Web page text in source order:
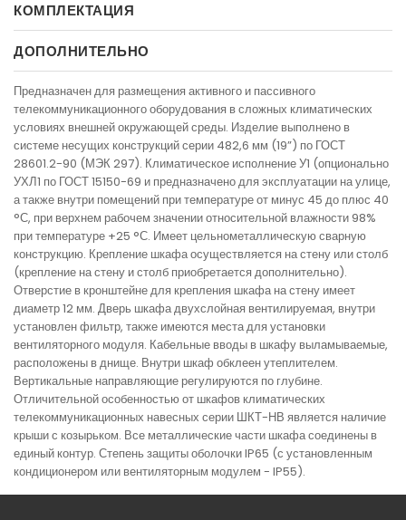
КОМПЛЕКТАЦИЯ
ДОПОЛНИТЕЛЬНО
Предназначен для размещения активного и пассивного
телекоммуникационного оборудования в сложных климатических
условиях внешней окружающей среды. Изделие выполнено в
системе несущих конструкций серии 482,6 мм (19”) по ГОСТ
28601.2-90 (МЭК 297). Климатическое исполнение У1 (опционально
УХЛ1 по ГОСТ 15150-69 и предназначено для эксплуатации на улице,
а также внутри помещений при температуре от минус 45 до плюс 40
°С, при верхнем рабочем значении относительной влажности 98%
при температуре +25 °С. Имеет цельнометаллическую сварную
конструкцию. Крепление шкафа осуществляется на стену или столб
(крепление на стену и столб приобретается дополнительно).
Отверстие в кронштейне для крепления шкафа на стену имеет
диаметр 12 мм. Дверь шкафа двухслойная вентилируемая, внутри
установлен фильтр, также имеются места для установки
вентиляторного модуля. Кабельные вводы в шкафу выламываемые,
расположены в днище. Внутри шкаф обклеен утеплителем.
Вертикальные направляющие регулируются по глубине.
Отличительной особенностью от шкафов климатических
телекоммуникационных навесных серии ШКТ-НВ является наличие
крыши с козырьком. Все металлические части шкафа соединены в
единый контур. Степень защиты оболочки IP65 (с установленным
кондиционером или вентиляторным модулем - IP55).